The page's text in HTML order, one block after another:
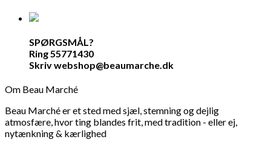
SPØRGSMÅL?
Ring 55771430
Skriv webshop@beaumarche.dk
Om Beau Marché
Beau Marché er et sted med sjæl, stemning og dejlig
atmosfære, hvor ting blandes frit, med tradition - eller ej,
nytænkning & kærlighed